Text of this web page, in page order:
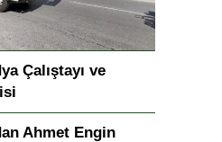
Çalıştayı ve
Ahmet Engin